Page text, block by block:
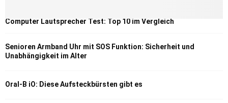
Computer Lautsprecher Test: Top 10 im Vergleich
Senioren Armband Uhr mit SOS Funktion: Sicherheit und
Unabhängigkeit im Alter
Oral-B iO: Diese Aufsteckbürsten gibt es